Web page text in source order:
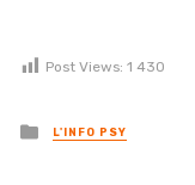
Post Views: 1 430
Posted in
L'INFO PSY